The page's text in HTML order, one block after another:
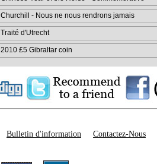
Churchill - Nous ne nous rendrons jamais
Traité d'Utrecht
2010 £5 Gibraltar coin
Bulletin d'information Contactez-Nous